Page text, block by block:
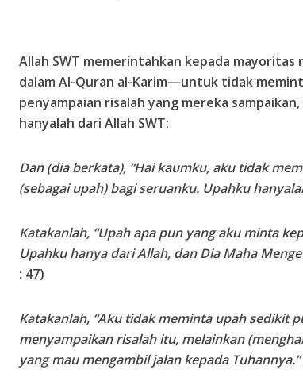
Allah SWT memerintahkan kepada
dalam Al-Quran al-Karim—untuk tidak
penyampaian risalah yang mereka
hanyalah dari Allah SWT:
Dan (dia berkata), “Hai kaumku, aku tidak
(sebagai upah) bagi seruanku. Upahku
Katakanlah, “Upah apa pun yang aku minta
Upahku hanya dari Allah, dan Dia Maha
: 47)
Katakanlah, “Aku tidak meminta upah sedikit
menyampaikan risalah itu, melainkan
yang mau mengambil jalan kepada Tuhannya.”